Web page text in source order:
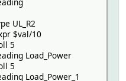
UL_R2
$val/10
5
Load_Power
5
Load_Power_1